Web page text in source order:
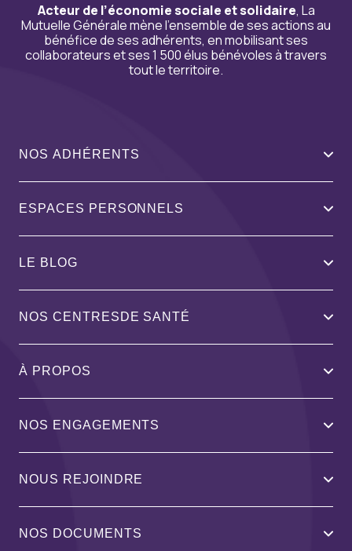
Acteur de l’économie sociale et solidaire, La
Mutuelle Générale mène l’ensemble de ses actions au
bénéfice de ses adhérents, en mobilisant ses
collaborateurs et ses 1 500 élus bénévoles à travers
tout le territoire.
NOS ADHÉRENTS
ESPACES PERSONNELS
LE BLOG
NOS CENTRESDE SANTÉ
À PROPOS
NOS ENGAGEMENTS
NOUS REJOINDRE
NOS DOCUMENTS